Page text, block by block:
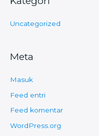
Uncategorized
Meta
Masuk
Feed entri
Feed komentar
WordPress.org